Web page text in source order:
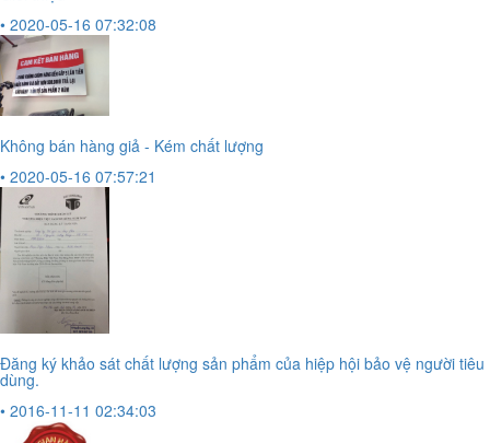
• 2020-05-16 07:32:08
Không bán hàng giả - Kém chất lượng
• 2020-05-16 07:57:21
Đăng ký khảo sát chất lượng sản phẩm của hiệp hội bảo vệ người tiêu
dùng.
• 2016-11-11 02:34:03